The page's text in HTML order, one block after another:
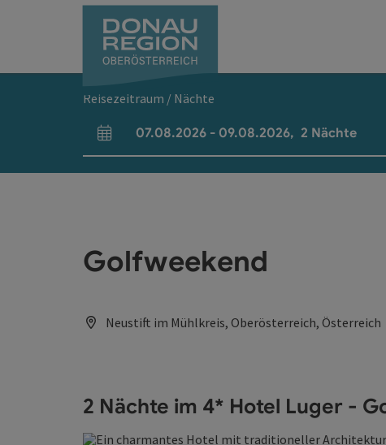
Reisezeitraum / Nächte
An- und Abreisefelder
07.08.2026 - 09.08.2026, 2 Nächte
Golfweekend
Neustift im Mühlkreis, Oberösterreich, Österreich
2 Nächte im 4* Hotel Luger -